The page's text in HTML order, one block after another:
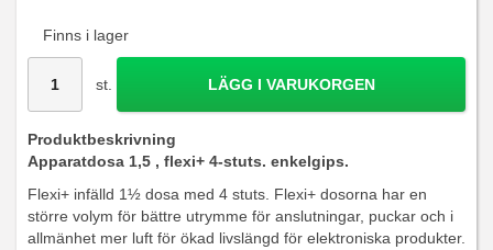
Finns i lager
st. LÄGG I VARUKORGEN
Produktbeskrivning
Apparatdosa 1,5 , flexi+ 4-stuts. enkelgips.
Flexi+ infälld 1½ dosa med 4 stuts. Flexi+ dosorna har en
större volym för bättre utrymme för anslutningar, puckar och i
allmänhet mer luft för ökad livslängd för elektroniska produkter.